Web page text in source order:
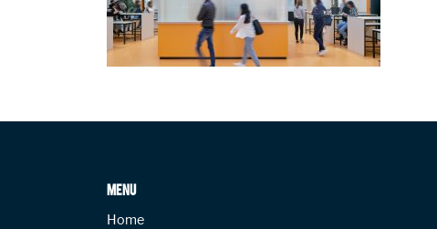
MENU
Home